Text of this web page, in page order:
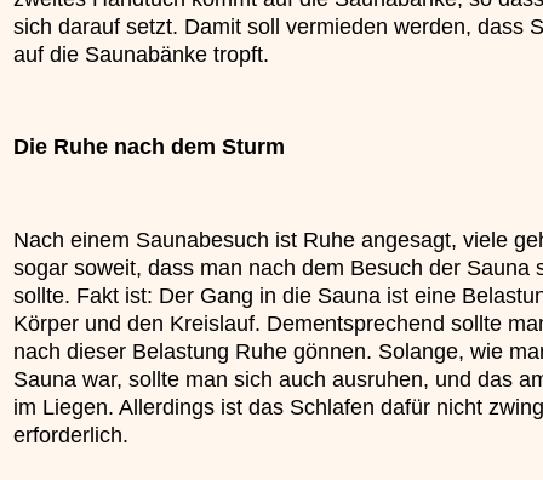
sich darauf setzt. Damit soll vermieden werden, dass
auf die Saunabänke tropft.
Die Ruhe nach dem Sturm
Nach einem Saunabesuch ist Ruhe angesagt, viele
sogar soweit, dass man nach dem Besuch der Sauna
sollte. Fakt ist: Der Gang in die Sauna ist eine
Körper und den Kreislauf. Dementsprechend sollte
nach dieser Belastung Ruhe gönnen. Solange, wie
Sauna war, sollte man sich auch ausruhen, und das
im Liegen. Allerdings ist das Schlafen dafür nicht
erforderlich.